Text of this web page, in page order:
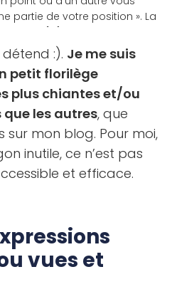
partie de votre position ». La
détend :). Je me suis
petit florilège
plus chiantes et/ou
que les autres, que
sur mon blog. Pour moi,
inutile, ce n’est pas
et efficace.
vues et